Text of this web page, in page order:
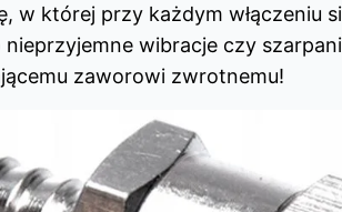
w której przy każdym włączeniu
wibracje czy
zaworowi zwrotnemu!